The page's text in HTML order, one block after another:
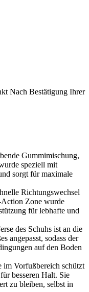
Nach Bestätigung Ihrer
Gummimischung,
speziell mit
sorgt für maximale
Richtungswechsel
Zone wurde
für lebhafte und
des Schuhs ist an die
angepasst, sodass der
auf den Boden
im Vorfußbereich schützt
besseren Halt. Sie
zu bleiben, selbst in